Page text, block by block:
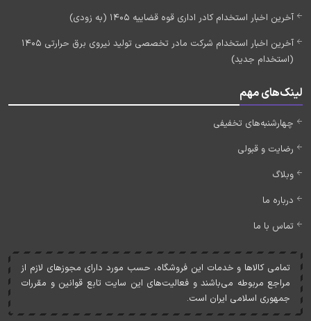
آخرین اخبار استخدام کادر اداری قوه قضاییه 1405 (به زودی)
آخرین اخبار استخدام شرکت مادر تخصصی تولید نیروی برق حرارتی 1405
(استخدام جدید)
لینک‌های مهم
چهارشنبه‌های تخفیفی
رضایت و قبولی
وبلاگ
درباره ما
تماس با ما
تمامی کالاها و خدمات اين فروشگاه، حسب مورد دارای مجوزهای لازم از
مراجع مربوطه می‌باشند و فعاليت‌های اين سايت تابع قوانين و مقررات
جمهوری اسلامی ايران است.